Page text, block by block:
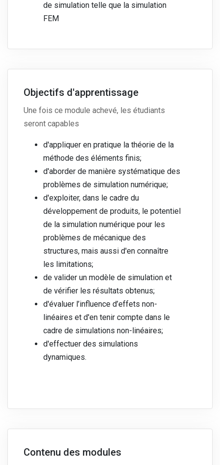
de simulation telle que la simulation
FEM
Objectifs d'apprentissage
Une fois ce module achevé, les étudiants
seront capables
d'appliquer en pratique la théorie de la
méthode des éléments finis;
d'aborder de manière systématique des
problèmes de simulation numérique;
d'exploiter, dans le cadre du
développement de produits, le potentiel
de la simulation numérique pour les
problèmes de mécanique des
structures, mais aussi d'en connaître
les limitations;
de valider un modèle de simulation et
de vérifier les résultats obtenus;
d'évaluer l’influence d’effets non-
linéaires et d'en tenir compte dans le
cadre de simulations non-linéaires;
d'effectuer des simulations
dynamiques.
Contenu des modules